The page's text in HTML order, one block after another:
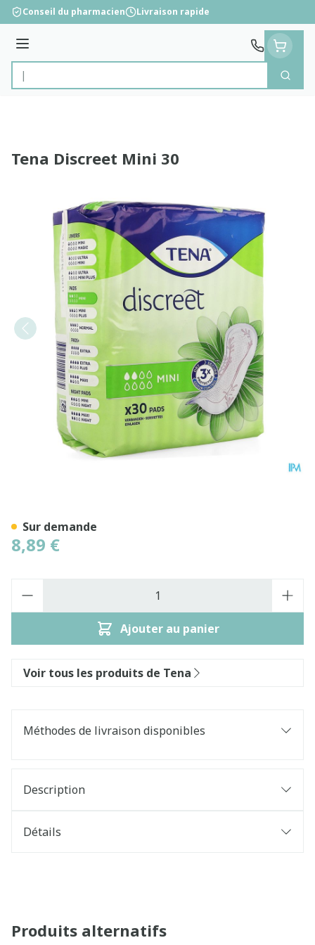
Aller au contenu
Conseil du pharmacien Livraison rapide
Menu
Rechercher
Tena Discreet Mini 30
8,89 €
Ajouter au panier
Sur demande
Voir tous les produits de Tena
Méthodes de livraison disponibles
Description
Détails
Produits alternatifs